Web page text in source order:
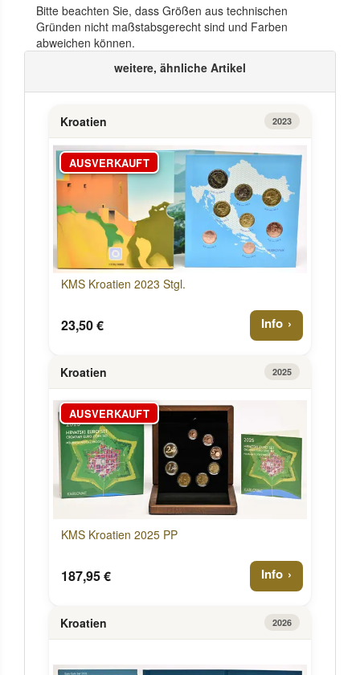
Bitte beachten Sie, dass Größen aus technischen
Gründen nicht maßstabsgerecht sind und Farben
abweichen können.
weitere, ähnliche Artikel
Kroatien 2023
AUSVERKAUFT
KMS Kroatien 2023 Stgl.
23,50 € Info
Kroatien 2025
AUSVERKAUFT
KMS Kroatien 2025 PP
187,95 € Info
Kroatien 2026